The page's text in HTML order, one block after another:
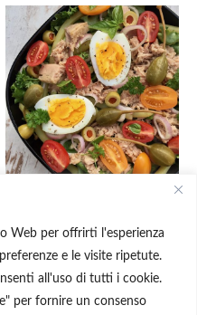
Web per offrirti l'esperienza
e le visite ripetute.
all'uso di tutti i cookie.
per fornire un consenso